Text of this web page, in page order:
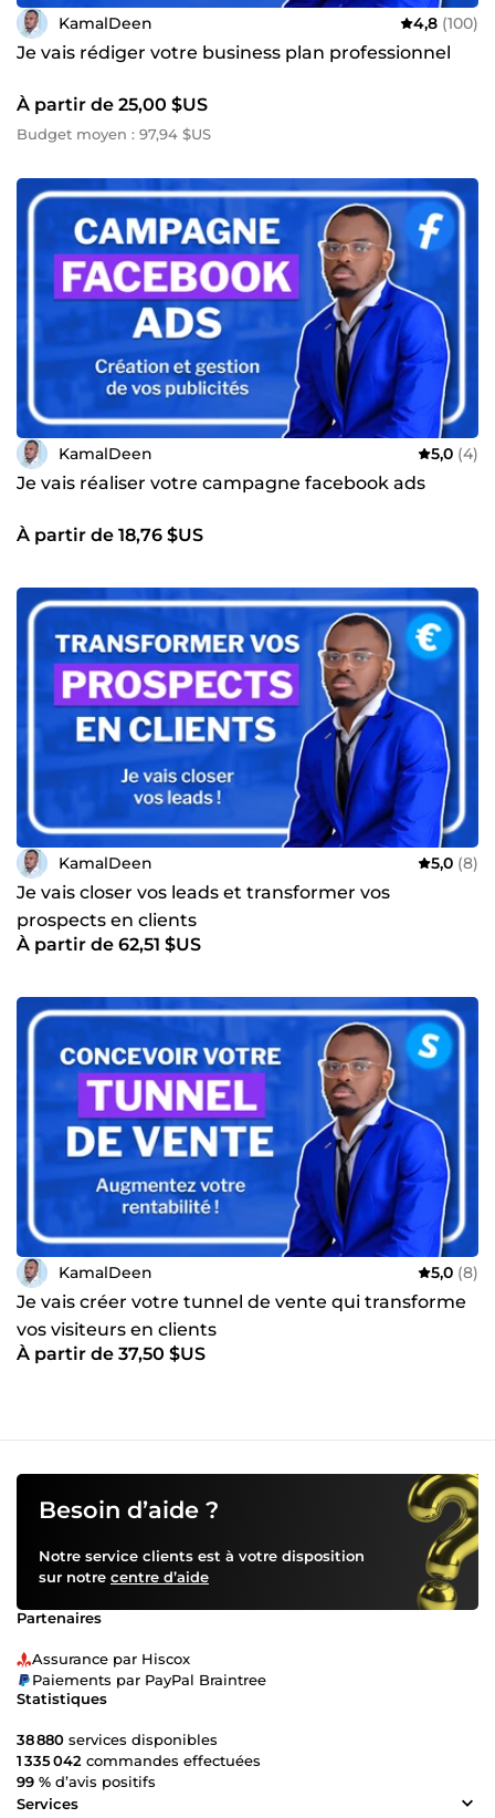
KamalDeen 4,8 (100)
Je vais rédiger votre business plan professionnel
À partir de 25,00 $US
Budget moyen : 97,94 $US
KamalDeen 5,0 (4)
Je vais réaliser votre campagne facebook ads
À partir de 18,76 $US
KamalDeen 5,0 (8)
Je vais closer vos leads et transformer vos
prospects en clients
À partir de 62,51 $US
KamalDeen 5,0 (8)
Je vais créer votre tunnel de vente qui transforme
vos visiteurs en clients
À partir de 37,50 $US
Besoin d’aide ?
Notre service clients est à votre disposition
sur notre centre d’aide
Partenaires
Assurance par Hiscox
Paiements par PayPal Braintree
Statistiques
38 880 services disponibles
1 335 042 commandes effectuées
99 % d’avis positifs
Services